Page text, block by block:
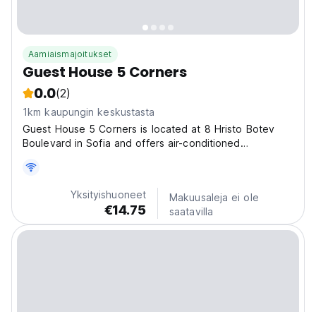
Aamiaismajoitukset
Guest House 5 Corners
0.0(2)
1km kaupungin keskustasta
Guest House 5 Corners is located at 8 Hristo Botev
Boulevard in Sofia and offers air-conditioned
House is the perfect place for travelers who need
inexpensive, accommodation in bright, spacious, and
Yksityishuoneet
€14.75
Makuusaleja ei ole
saatavilla